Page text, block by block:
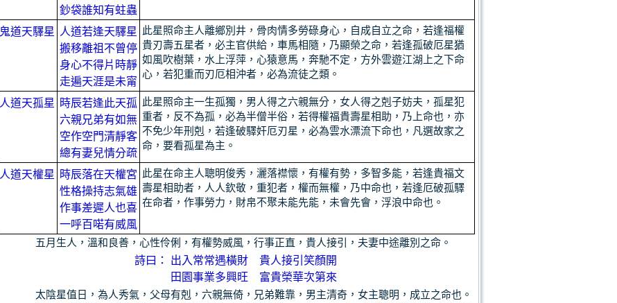
鈔袋誰知有蛀蟲
鬼道天驛星
人道若逢天驛星
搬移離祖不曾停
身心不得片時靜
走遍天涯是未甯
此星照命主人離鄉別井，骨肉情多勞碌身心，自成自立之命，若逢福權
貴刃壽五星者，必主官供給，車馬相隨，乃顯榮之命，若逢孤破厄星猶
如風吹樹葉，水上浮萍，心猿意馬，奔馳不定，方外雲遊江湖上之下命
心，若犯重而刃厄相沖者，必為流徒之類。
人道天孤星
時辰若逢此天孤
六親兄弟有如無
空作空門清靜客
總有妻兒情分疏
此星照命主一生孤獨，男人得之六親無分，女人得之剋子妨夫，孤星犯
重者，反不為孤，必為半僧半俗，若得權福貴壽星相助，乃上命也，亦
不免少年刑剋，若逢破驛奸厄刃星，必為雲水漂流下命也，凡選故家之
命，要看孤星為主。
人道天權星
時辰落在天權宮
性格操持志氣雄
作事差遲人也喜
一呼百喏有威風
此星在命主人聰明俊秀，灑落襟懷，有權有勢，多智多能，若逢貴福文
壽星相助者，人人欽敬，重犯者，權而無權，乃中命也，若逢厄破孤驛
在命者，作事勞力，財帛不聚未能先能，未會先會，浮浪中命也。
五月生人，溫和良善，心性伶俐，有權勢威風，行事正直，貴人接引，夫妻中途離別之命。
詩曰：
出入常常遇橫財 貴人接引笑顏開
田園事業多興旺 富貴榮華次第來
太陰星值日，為人秀氣，父母有剋，六親無倚，兄弟難靠，男主清奇，女主聰明，成立之命也。